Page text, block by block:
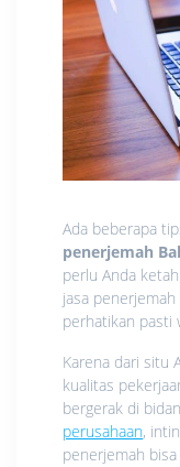
Ada beberapa
penerjemah
perlu Anda
jasa
perhatikan pasti
Karena dari situ
kualitas
bergerak di
perusahaan,
penerjemah